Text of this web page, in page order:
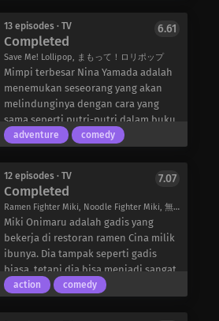
Nanami dan Yano berjuang untuk
mempertahankan hubungan mereka
di tengah kesalahpahaman dan
kesedihan, namun tetap yakin akan
cinta mereka satu sama lain.
sebelumnya, ia akhirnya mengaku
perasaannya kepada Hagumi
Hanamoto, gadis yang ia cintai sejak
pertama kali bertemu. Namun,
Hagumi merasa bingung karena
upayanya untuk memahami Shinobu
Morita yang misterius. Di balik
sikapnya yang ceria, Morita mungkin
oleh potensi dirinya sendiri.
Sementara itu, Takumi Mayama telah
menjadi seorang dewasa yang
bekerja penuh waktu dan berhasil
mendapatkan beberapa pesanan
keramik untuk Ayumi Yamada melalui
perusahaannya sebagai bentuk
persahabatan.
13 episodes · TV
Completed
Save Me! Lollipop, まもって！ロリポップ
6.61
Mimpi terbesar Nina Yamada adalah
menemukan seseorang yang akan
melindunginya dengan cara yang
sama seperti putri-putri dalam buku
ceritanya. Dia segera sangat
yang dia yakini sebagai permen
keras, sejumlah besar orang jatuh
dari langit. Bola yang dia telan
adalah Crystal Pearl, sebuah
perhiasan simbolis yang
diperebutkan oleh pengguna sihir
dari dunia lain. Pemenang Crystal
Pearl akan lulus ujian sihir yang
adventure comedy
12 episodes · TV
Completed
Ramen Fighter Miki, Noodle Fighter Miki, 無敵看板娘
7.07
Miki Onimaru adalah gadis yang
bekerja di restoran ramen Cina milik
ibunya. Dia tampak seperti gadis
biasa, tetapi dia bisa menjadi sangat
agresif jika dipancing. Dia sering
action comedy